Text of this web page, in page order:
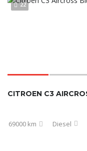
22
69000 km Diesel